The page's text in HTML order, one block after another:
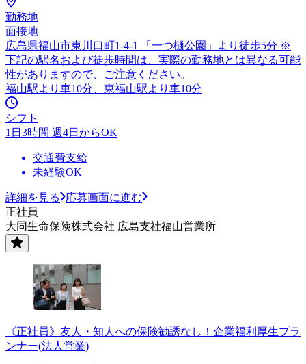
勤務地
面接地
広島県福山市東川口町1-4-1 「一つ樋公園」より徒歩5分 ※
下記の駅名および徒歩時間は、実際の勤務地とは異なる可能
性がありますので、ご注意ください。
福山駅より車10分、東福山駅より車10分
シフト
1日3時間 週4日からOK
交通費支給
未経験OK
詳細を見る
応募画面に進む
正社員
大同生命保険株式会社 広島支社福山営業所
《正社員》友人・知人への保険勧誘なし！企業福利厚生プラ
ンナー(法人営業)